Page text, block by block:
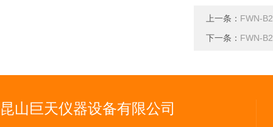
上一条： FWN-
下一条： FWN-
昆山巨天仪器设备有限公司